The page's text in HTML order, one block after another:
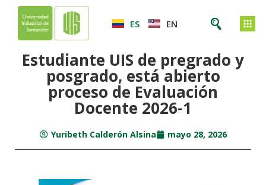
ES EN
Estudiante UIS de pregrado y
posgrado, está abierto
proceso de Evaluación
Docente 2026-1
Yuribeth Calderón Alsina mayo 28, 2026